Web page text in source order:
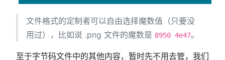
文件格式的定制者可以自由选择魔数值（只要没
用过），比如说 .png 文件的魔数是 8950 4e47。
至于字节码文件中的其他内容，暂时先不用去管，我们